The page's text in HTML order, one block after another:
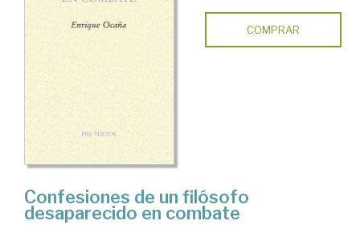
COMPRAR
Confesiones de un filósofo
desaparecido en combate